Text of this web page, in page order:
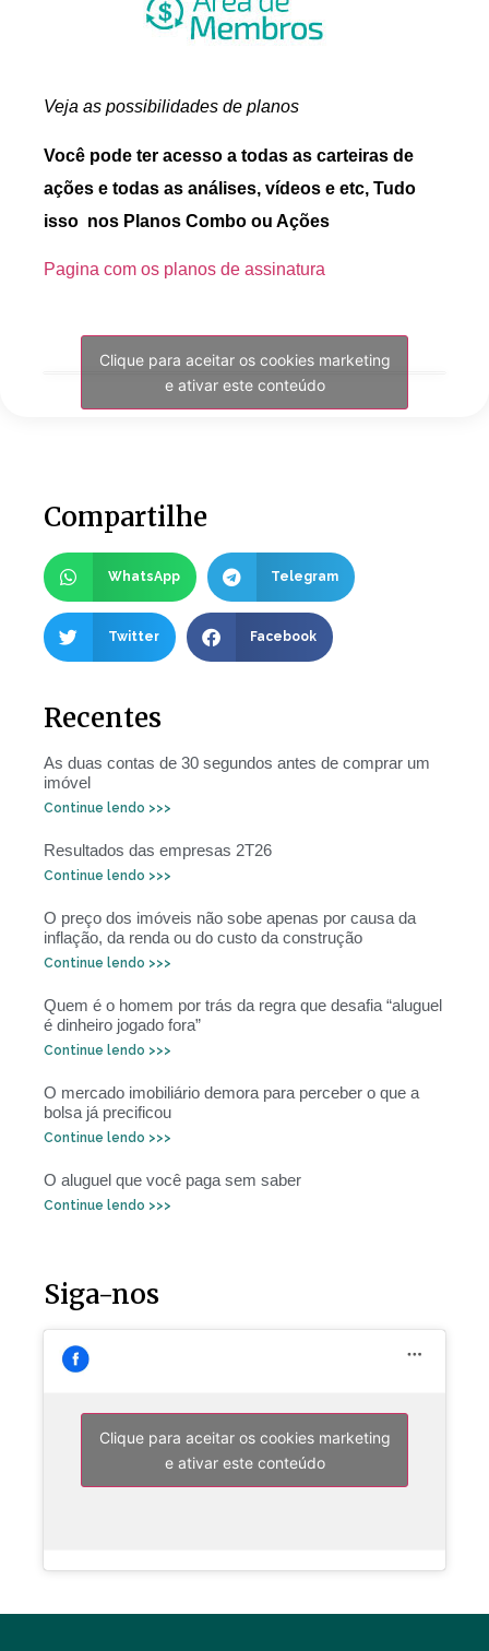
Veja as possibilidades de planos
Você pode ter acesso a todas as carteiras de
ações e todas as análises, vídeos e etc, Tudo
isso nos Planos Combo ou Ações
Pagina com os planos de assinatura
Clique para aceitar os cookies marketing
e ativar este conteúdo
Compartilhe
WhatsApp Telegram
Twitter Facebook
Recentes
As duas contas de 30 segundos antes de comprar um
imóvel
Continue lendo >>>
Resultados das empresas 2T26
Continue lendo >>>
O preço dos imóveis não sobe apenas por causa da
inflação, da renda ou do custo da construção
Continue lendo >>>
Quem é o homem por trás da regra que desafia “aluguel
é dinheiro jogado fora”
Continue lendo >>>
O mercado imobiliário demora para perceber o que a
bolsa já precificou
Continue lendo >>>
O aluguel que você paga sem saber
Continue lendo >>>
Siga-nos
Clique para aceitar os cookies marketing
e ativar este conteúdo